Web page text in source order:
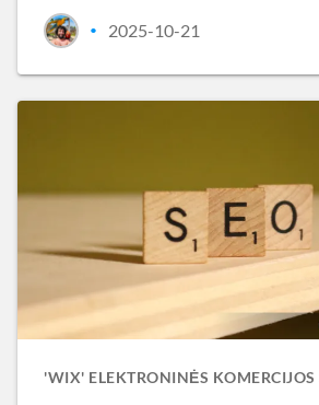
• 2025-10-21
'WIX' ELEKTRONINĖS KOMERCIJOS